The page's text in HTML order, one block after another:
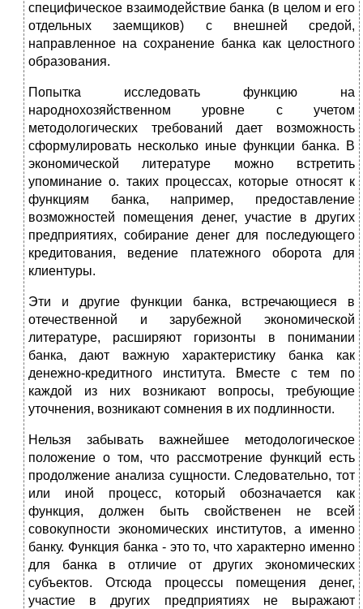
специфическое взаимодействие банка (в целом и его
отдельных заемщиков) с внешней средой,
направленное на сохранение банка как целостного
образования.
Попытка исследовать функцию на
народнохозяйственном уровне с учетом
методологических требований дает возможность
сформулировать несколько иные функции банка. В
экономической литературе можно встретить
упоминание о. таких процессах, которые относят к
функциям банка, например, предоставление
возможностей помещения денег, участие в других
предприятиях, собирание денег для последующего
кредитования, ведение платежного оборота для
клиентуры.
Эти и другие функции банка, встречающиеся в
отечественной и зарубежной экономической
литературе, расширяют горизонты в понимании
банка, дают важную характеристику банка как
денежно-кредитного института. Вместе с тем по
каждой из них возникают вопросы, требующие
уточнения, возникают сомнения в их подлинности.
Нельзя забывать важнейшее методологическое
положение о том, что рассмотрение функций есть
продолжение анализа сущности. Следовательно, тот
или иной процесс, который обозначается как
функция, должен быть свойственен не всей
совокупности экономических институтов, а именно
банку. Функция банка - это то, что характерно именно
для банка в отличие от других экономических
субъектов. Отсюда процессы помещения денег,
участие в других предприятиях не выражают